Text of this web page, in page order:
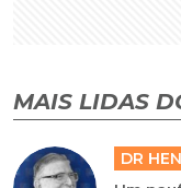
MAIS LIDAS
DR